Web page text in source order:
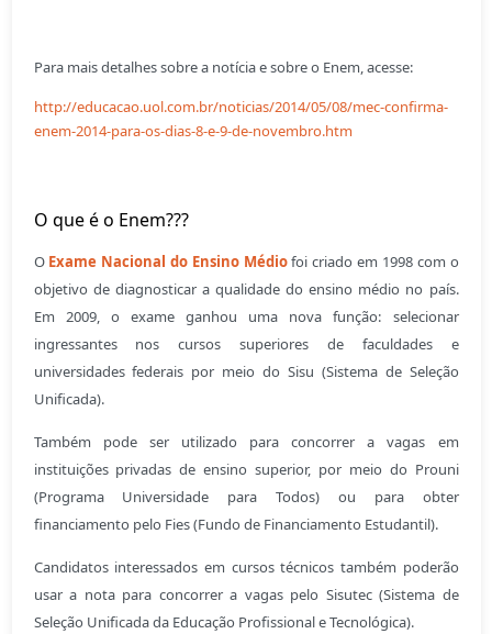
Para mais detalhes sobre a notícia e sobre o Enem, acesse:
http://educacao.uol.com.br/noticias/2014/05/08/mec-confirma-
enem-2014-para-os-dias-8-e-9-de-novembro.htm
O que é o Enem???
O Exame Nacional do Ensino Médiofoi criado em 1998 com o
objetivo de diagnosticar a qualidade do ensino médio no país.
Em 2009, o exame ganhou uma nova função: selecionar
ingressantes nos cursos superiores de faculdades e
universidades federais por meio do Sisu (Sistema de Seleção
Unificada).
Também pode ser utilizado para concorrer a vagas em
instituições privadas de ensino superior, por meio do Prouni
(Programa Universidade para Todos) ou para obter
financiamento pelo Fies (Fundo de Financiamento Estudantil).
Candidatos interessados em cursos técnicos também poderão
usar a nota para concorrer a vagas pelo Sisutec (Sistema de
Seleção Unificada da Educação Profissional e Tecnológica).